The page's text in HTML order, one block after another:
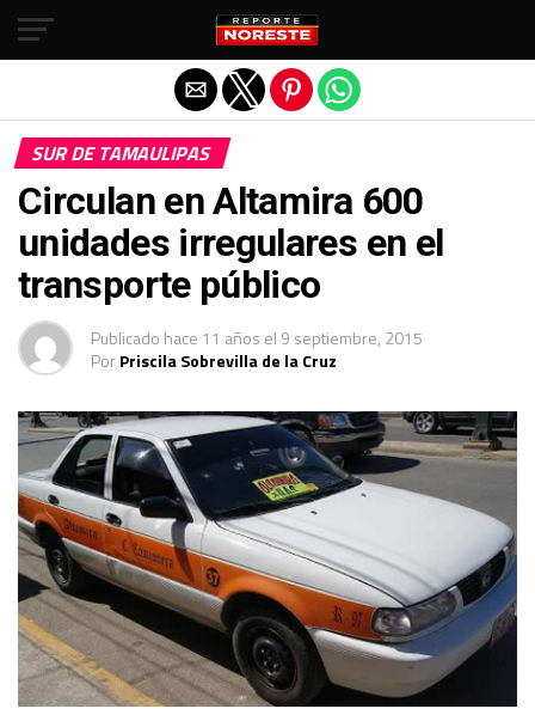
SUR DE TAMAULIPAS
Circulan en Altamira 600
unidades irregulares en el
transporte público
Publicado hace 11 años el 9 septiembre, 2015
PorPriscila Sobrevilla de la Cruz
Salir de la versión móvil